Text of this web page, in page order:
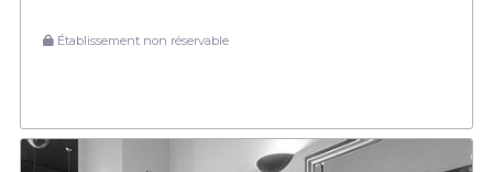
Établissement non réservable